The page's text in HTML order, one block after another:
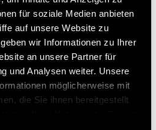
für soziale Medien anbieten
auf unsere Website zu
wir Informationen zu Ihrer
an unsere Partner für
und Analysen weiter. Unsere
möglicherweise mit
die Sie ihnen bereitgestellt
Nendaz Tourisme)
14.-CHF
70.-CHF